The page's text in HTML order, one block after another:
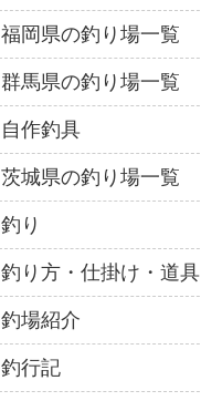
福岡県の釣り場一覧
群馬県の釣り場一覧
自作釣具
茨城県の釣り場一覧
釣り
釣り方・仕掛け・道具
釣場紹介
釣行記